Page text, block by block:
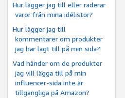
Hur lägger jag till eller raderar
varor från mina idélistor?
Hur lägger jag till
kommentarer om produkter
jag har lagt till på min sida?
Vad händer om de produkter
jag vill lägga till på min
influencer-sida inte är
tillgängliga på Amazon?